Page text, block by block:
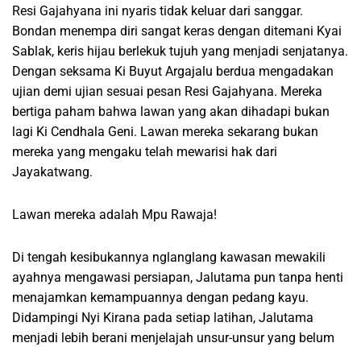
Resi Gajahyana ini nyaris tidak keluar dari sanggar.
Bondan menempa diri sangat keras dengan ditemani Kyai
Sablak, keris hijau berlekuk tujuh yang menjadi senjatanya.
Dengan seksama Ki Buyut Argajalu berdua mengadakan
ujian demi ujian sesuai pesan Resi Gajahyana. Mereka
bertiga paham bahwa lawan yang akan dihadapi bukan
lagi Ki Cendhala Geni. Lawan mereka sekarang bukan
mereka yang mengaku telah mewarisi hak dari
Jayakatwang.
Lawan mereka adalah Mpu Rawaja!
Di tengah kesibukannya nglanglang kawasan mewakili
ayahnya mengawasi persiapan, Jalutama pun tanpa henti
menajamkan kemampuannya dengan pedang kayu.
Didampingi Nyi Kirana pada setiap latihan, Jalutama
menjadi lebih berani menjelajah unsur-unsur yang belum